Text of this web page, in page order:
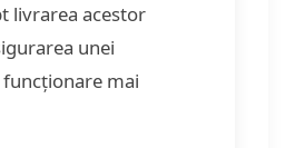
livrarea acestor
unei
mai